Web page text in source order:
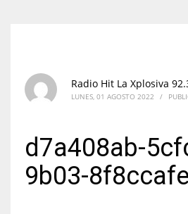
Radio Hit La Xplosiva
LUNES, 01 AGOSTO 2022 /
d7a408ab-
9b03-